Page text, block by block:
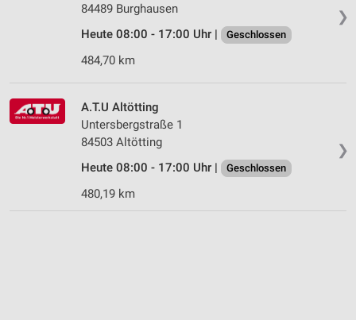
❯
84489 Burghausen
Heute 08:00 - 17:00 Uhr |
Geschlossen
484,70 km
❯
A.T.U Altötting
Untersbergstraße 1
84503 Altötting
Heute 08:00 - 17:00 Uhr |
Geschlossen
480,19 km